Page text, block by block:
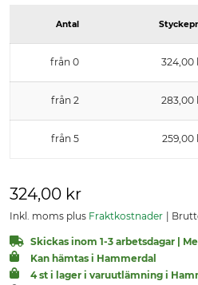
Antal
från 0 324,00
från 2 283,00
från 5 259,00
324,00 kr
Inkl. moms plus Fraktkostnader
Skickas inom 1-3 arbetsdagar |
Kan hämtas i Hammerdal
4 st i lager i varuutlämning i